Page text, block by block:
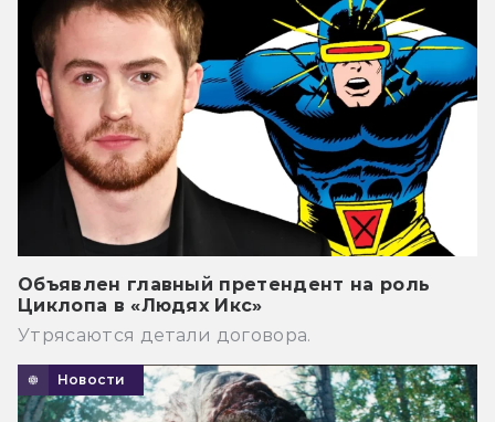
Объявлен главный претендент на роль
Циклопа в «Людях Икс»
Утрясаются детали договора.
Новости